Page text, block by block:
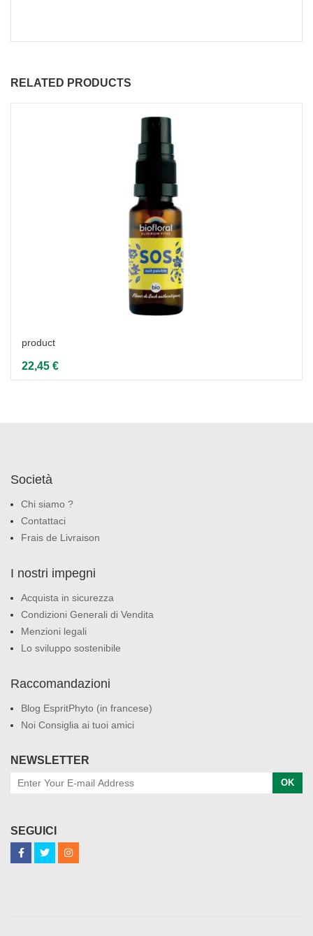
RELATED PRODUCTS
product
22,45 €
Società
Chi siamo ?
Contattaci
Frais de Livraison
I nostri impegni
Acquista in sicurezza
Condizioni Generali di Vendita
Menzioni legali
Lo sviluppo sostenibile
Raccomandazioni
Blog EspritPhyto (in francese)
Noi Consiglia ai tuoi amici
NEWSLETTER
OK
SEGUICI